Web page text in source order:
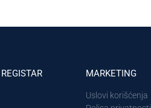
MARKETING
Uslovi korišćenja